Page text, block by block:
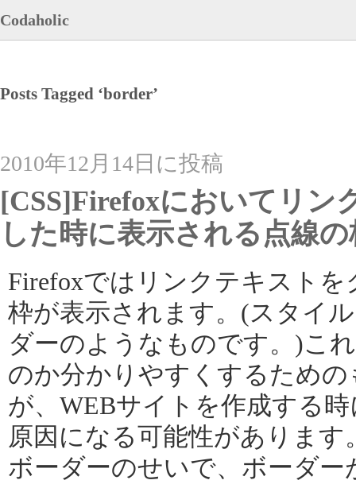
Codaholic
Posts Tagged ‘border’
2010年12月14日に投稿
[CSS]Firefoxにおいてリン
した時に表示される点線
Firefoxではリンクテキスト
枠が表示されます。(スタイ
ダーのようなものです。)こ
のか分かりやすくするため
が、WEBサイトを作成する
原因になる可能性がありま
ボーダーのせいで、ボーダ